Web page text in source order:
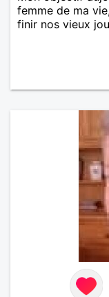
femme de ma
finir nos vieux